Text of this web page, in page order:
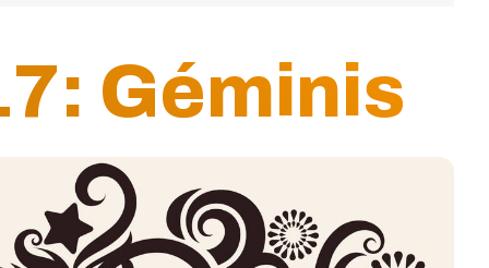
Géminis